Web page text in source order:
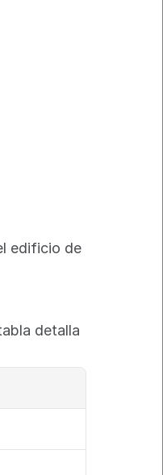
edificio de
detalla